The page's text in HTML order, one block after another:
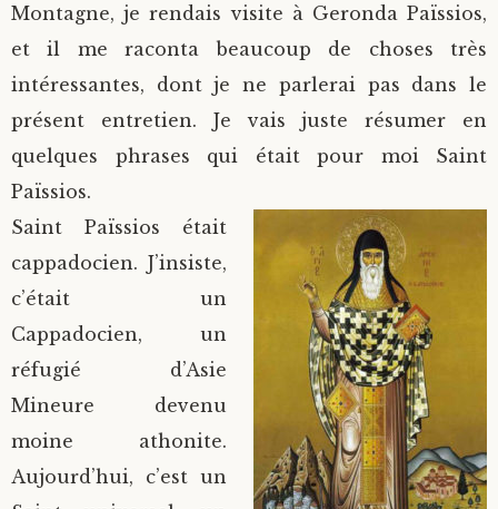
Montagne, je rendais visite à Geronda Païssios,
et il me raconta beaucoup de choses très
intéressantes, dont je ne parlerai pas dans le
présent entretien. Je vais juste résumer en
quelques phrases qui était pour moi Saint
Païssios.
Saint Païssios était
cappadocien. J’insiste,
c’était un
Cappadocien, un
réfugié d’Asie
Mineure devenu
moine athonite.
Aujourd’hui, c’est un